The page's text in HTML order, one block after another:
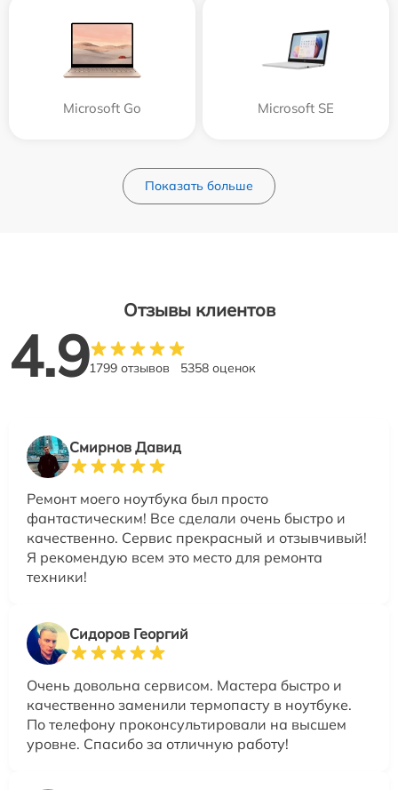
Microsoft Go Microsoft SE
Показать больше
Отзывы клиентов
4.91799 отзывов 5358 оценок
Смирнов Давид
Ремонт моего ноутбука был просто
фантастическим! Все сделали очень быстро и
качественно. Сервис прекрасный и отзывчивый!
Я рекомендую всем это место для ремонта
техники!
Сидоров Георгий
Очень довольна сервисом. Мастера быстро и
качественно заменили термопасту в ноутбуке.
По телефону проконсультировали на высшем
уровне. Спасибо за отличную работу!